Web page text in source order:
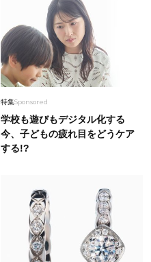
特集Sponsored
学校も遊びもデジタル化する
今、子どもの疲れ目をどうケア
する!?